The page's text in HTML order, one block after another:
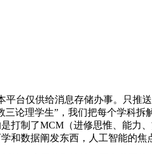
仅供给消息存储办事。只推
论理学生”，我们把每个学科
打制了MCM（进修思惟、能力
和数据阐发东西，人工智能的焦